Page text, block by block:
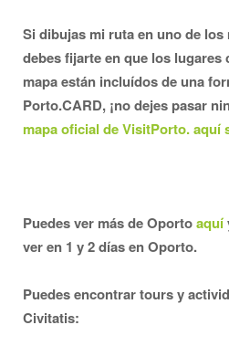
Si dibujas mi ruta en uno de
debes fijarte en que los lugares
mapa están incluídos de una
Porto.CARD, ¡no dejes pasar
mapa oficial de VisitPorto. aquí
Puedes ver más de Oportoaquí
ver en 1 y 2 días en Oporto.
Puedes encontrar tours y
Civitatis: